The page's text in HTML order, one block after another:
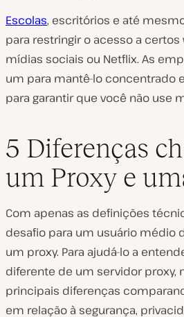
Escolas, escritórios e até
para restringir o acesso a
mídias sociais ou Netflix. As
um para mantê-lo concentrado
para garantir que você não use
5 Diferenças
um Proxy e
Com apenas as definições
desafio para um usuário médio
um proxy. Para ajudá-lo a
diferente de um servidor proxy,
principais diferenças
em relação à segurança,